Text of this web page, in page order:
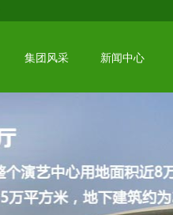
集团风采 新闻中心